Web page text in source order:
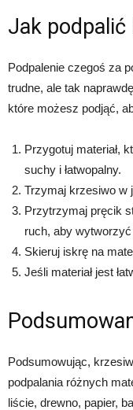
Jak podpalić
Podpalenie czegoś za
trudne, ale tak
które możesz podjąć,
Przygotuj materiał,
suchy i łatwopalny.
Trzymaj krzesiwo w
Przytrzymaj pręcik
ruch, aby
Skieruj iskrę na
Jeśli materiał jest
Podsumowując,
podpalania różnych
liście, drewno, papier,